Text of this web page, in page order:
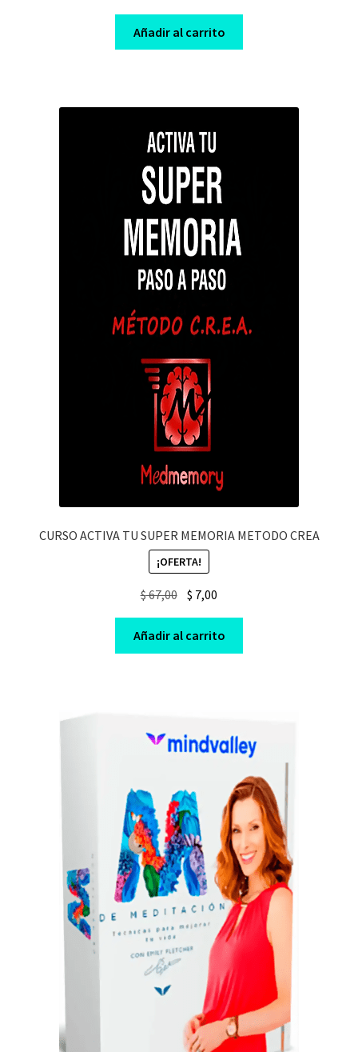
was:
$ 149,00.
is:
$ 7,00.
Añadir al carrito
CURSO ACTIVA TU SUPER MEMORIA METODO CREA
¡OFERTA!
$67,00 Original
price
was:
$ 67,00.
$ 7,00
price
is:
$ 7,00.
Añadir al carrito